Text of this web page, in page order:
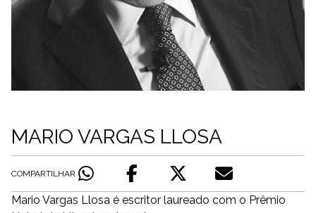
MARIO VARGAS LLOSA
COMPARTILHAR
Mario Vargas Llosa é escritor laureado com o Prêmio